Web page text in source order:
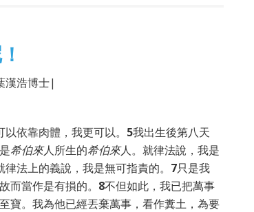
漢浩博士|
依靠肉體，我更可以。 5我出生後第八天
希伯來人所生的希伯來人。就律法說，我是
法上的義說，我是無可指責的。 7只是我
而當作是有損的。 8不但如此，我已把萬事
寶。我為他已經丟棄萬事，看作糞土，為要